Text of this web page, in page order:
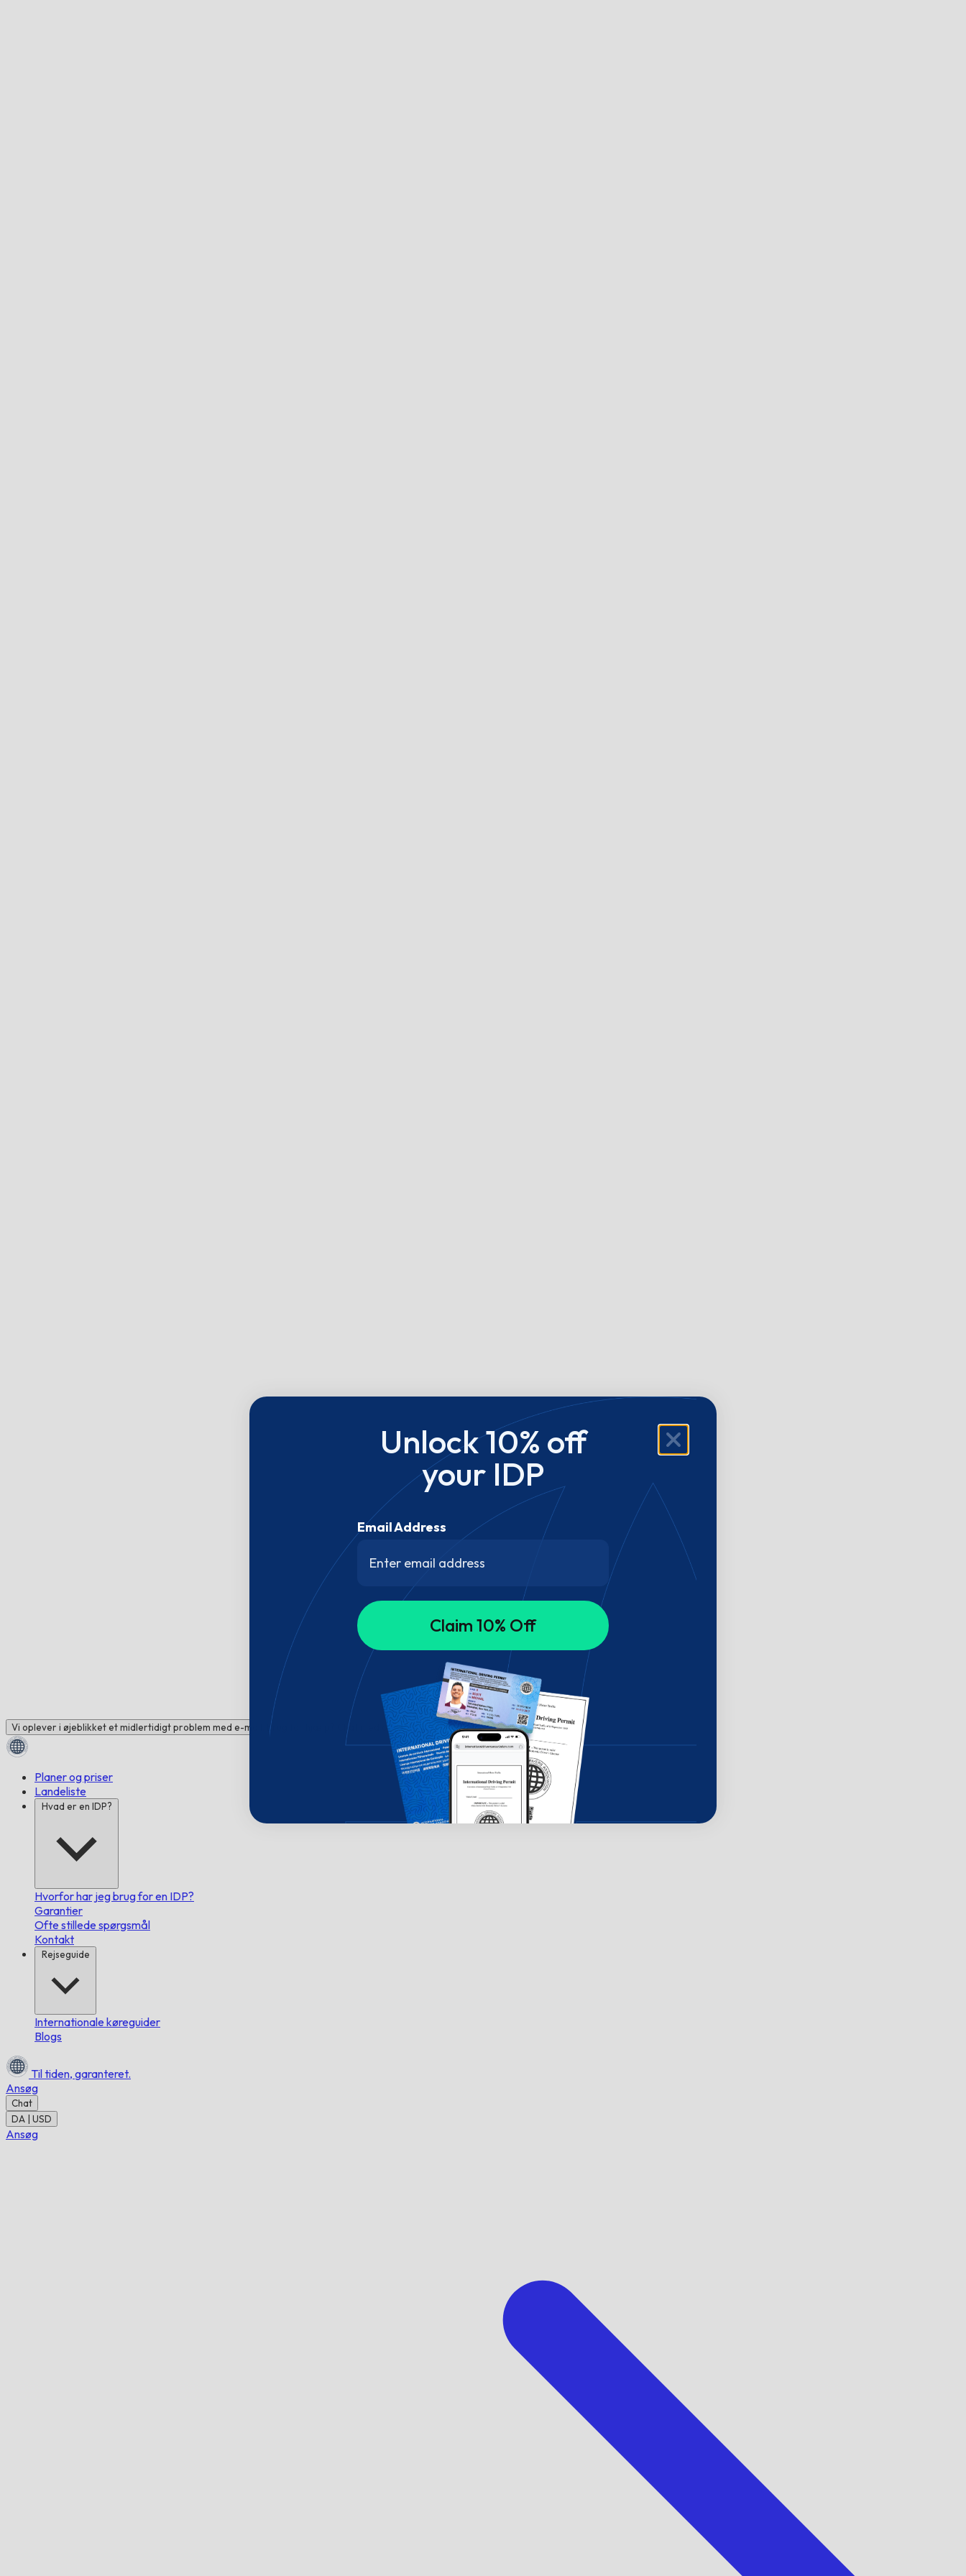
Vi oplever i øjeblikket et midlertidigt problem med e-mail. Brug for hjælp? Chat med os!
Planer og priser
Landeliste
Hvad er en IDP?
Hvorfor har jeg brug for en IDP?
Garantier
Ofte stillede spørgsmål
Kontakt
Rejseguide
Internationale køreguider
Blogs
Til tiden, garanteret.
Ansøg
Chat
DA | USD
Ansøg
Unlock 10% off
your IDP
Email Address
Claim 10% Off